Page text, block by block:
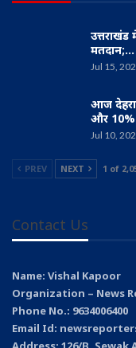
मतदान;…
Jul 15,
आज
और
Jul 10,
PREV NEXT 1 of
Contact Us
Name: Vishal Kapoor
Organization – News
Phone No.: 9634006400
Email Id: